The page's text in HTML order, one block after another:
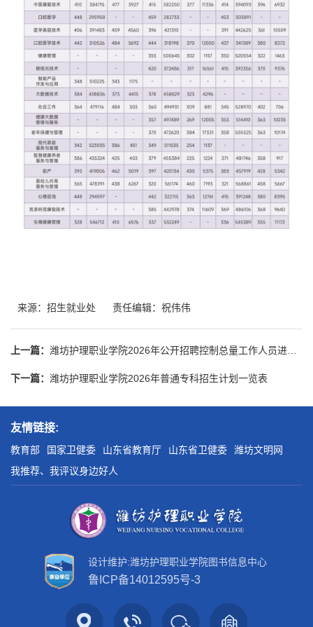
来源：招生就业处 责任编辑：祝伟伟
上一篇： 潍坊护理职业学院2026年公开招聘控制总量工作人员进入面试范围递补人员名单
下一篇： 潍坊护理职业学院2026年普通专科招生计划一览表
友情链接:
教育部 国家卫健委 山东省教育厅 山东省卫健委
潍坊文明网
我推荐、我评议身边好人
设计维护:潍坊护理职业学院图书信息中心
鲁ICP备14012595号-3